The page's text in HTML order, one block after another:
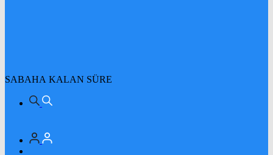
SABAHA KALAN SÜRE